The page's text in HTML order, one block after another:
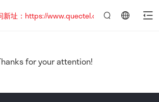
址：https://www.quectel.com.cn
for your attention!